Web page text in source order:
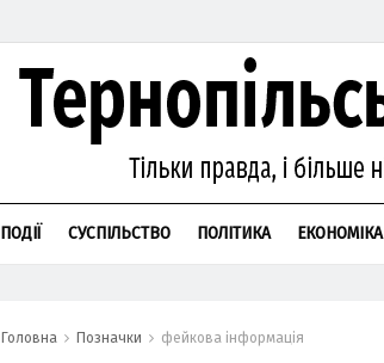
ПОДІЇ СУСПІЛЬСТВО ПОЛІТИКА ЕКОНОМІКА
Головна Позначки фейкова інформація